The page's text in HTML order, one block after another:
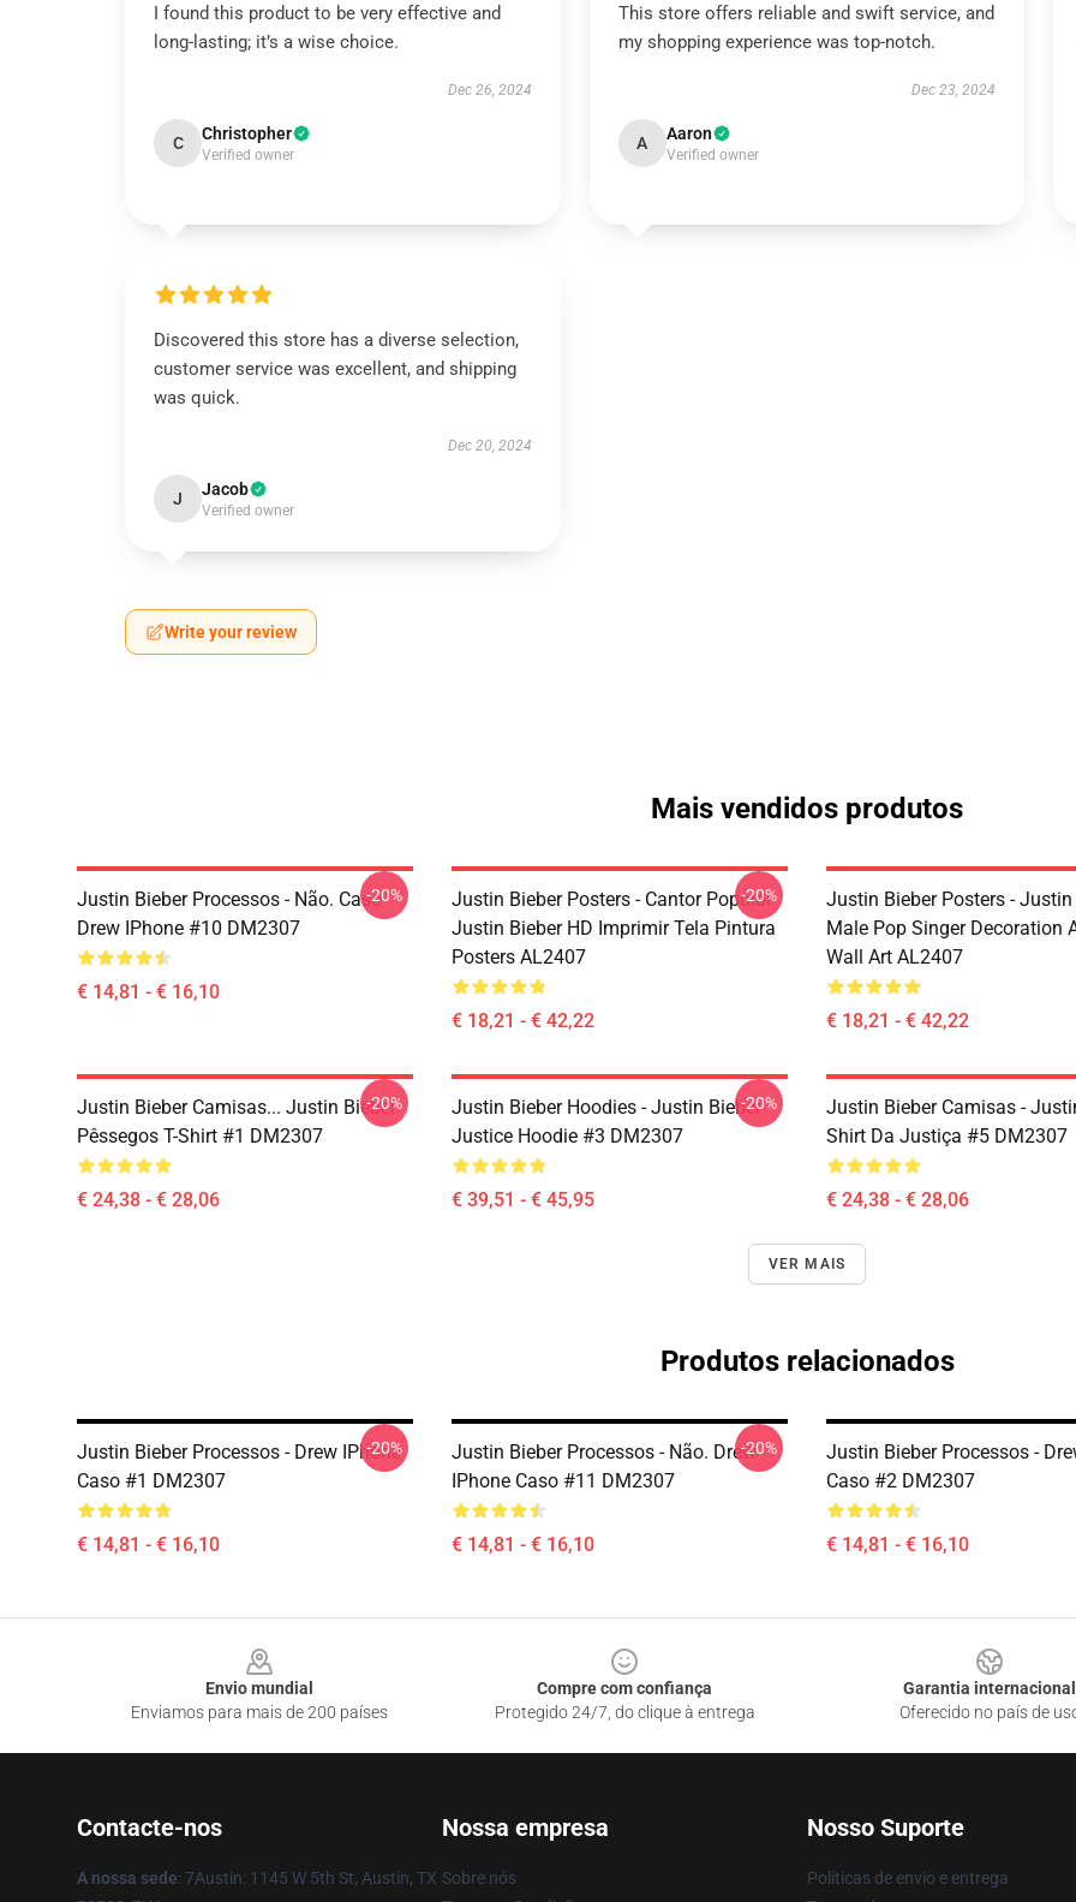
I found this product to be very effective and
long-lasting; it’s a wise choice.
Dec 26, 2024
C Christopher
Verified owner
This store offers reliable and swift service, and
my shopping experience was top-notch.
Dec 23, 2024
A Aaron
Verified owner
Discovered this store has a diverse selection,
customer service was excellent, and shipping
was quick.
Dec 20, 2024
J Jacob
Verified owner
Write your review
Mais vendidos produtos
Justin Bieber Processos - Não. Caso
Drew IPhone #10 DM2307
€ 14,81 - € 16,10
-20%
Justin Bieber Posters - Cantor Popular
Justin Bieber HD Imprimir Tela Pintura
Posters AL2407
€ 18,21 - € 42,22
-20%
Justin Bieber Posters - Justin
Male Pop Singer Decoration
Wall Art AL2407
€ 18,21 - € 42,22
Justin Bieber Camisas... Justin Bieber
Pêssegos T-Shirt #1 DM2307
€ 24,38 - € 28,06
-20%
Justin Bieber Hoodies - Justin Bieber
Justice Hoodie #3 DM2307
€ 39,51 - € 45,95
-20%
Justin Bieber Camisas -
Shirt Da Justiça #5 DM2307
€ 24,38 - € 28,06
VER MAIS
Produtos relacionados
Justin Bieber Processos - Drew IPhone
Caso #1 DM2307
€ 14,81 - € 16,10
-20%
Justin Bieber Processos - Não. Drew
IPhone Caso #11 DM2307
€ 14,81 - € 16,10
-20%
Justin Bieber Processos -
Caso #2 DM2307
€ 14,81 - € 16,10
Envio mundial
Enviamos para mais de 200 países
Compre com confiança
Protegido 24/7, do clique à entrega
Garantia internacional
Oferecido no país de
Contacte-nos
A nossa sede: 7Austin: 1145 W 5th St, Austin, TX
Nossa empresa
Sobre nós
Nosso Suporte
Políticas de envio e entrega